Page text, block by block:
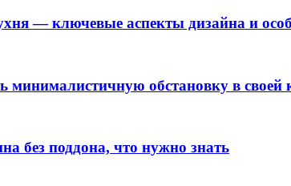
— ключевые аспекты дизайна и
минималистичную обстановку в своей
без поддона, что нужно знать